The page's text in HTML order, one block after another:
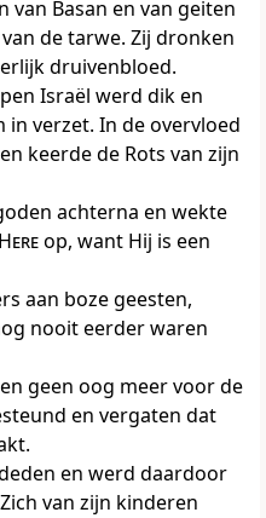
van Basan en van geiten
de tarwe. Zij dronken
druivenbloed.
Israël werd dik en
in verzet. In de overvloed
keerde de Rots van zijn
achterna en wekte
Hereop, want Hij is een
aan boze geesten,
nooit eerder waren
geen oog meer voor de
en vergaten dat
en werd daardoor
van zijn kinderen